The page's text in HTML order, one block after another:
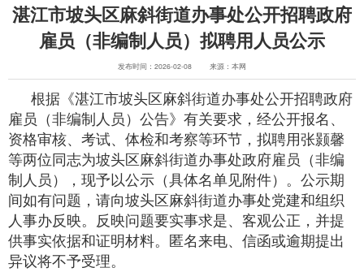
湛江市坡头区麻斜街道办事处公开招聘政府
雇员（非编制人员）拟聘用人员公示
发布时间：2026-02-08 来源：本网
根据《湛江市坡头区麻斜街道办事处公开招聘政府
雇员（非编制人员）公告》有关要求，经公开报名、
资格审核、考试、体检和考察等环节，拟聘用张颢馨
等两位同志为坡头区麻斜街道办事处政府雇员（非编
制人员），现予以公示（具体名单见附件）。公示期
间如有问题，请向坡头区麻斜街道办事处党建和组织
人事办反映。反映问题要实事求是、客观公正，并提
供事实依据和证明材料。匿名来电、信函或逾期提出
异议将不予受理。